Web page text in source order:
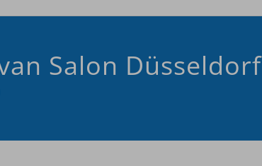
Salon Düsseldorf